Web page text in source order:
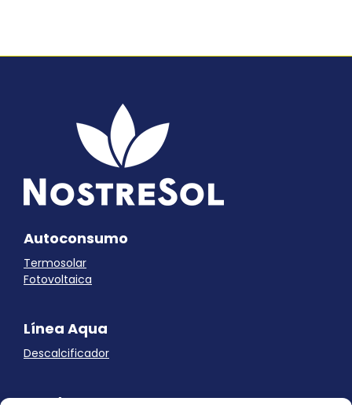
Autoconsumo
Termosolar
Fotovoltaica
Línea Aqua
Descalcificador